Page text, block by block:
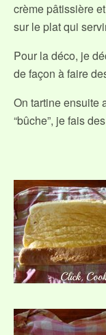
crème pâtissière
sur le plat qui
Pour la déco, je
de façon à faire
On tartine ensuite
“bûche”, je fais